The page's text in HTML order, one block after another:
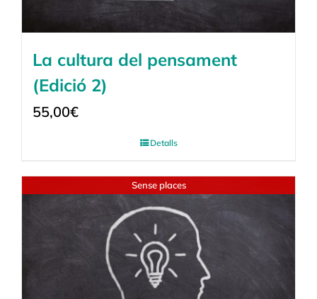
La cultura del pensament
(Edició 2)
55,00€
Detalls
Sense places